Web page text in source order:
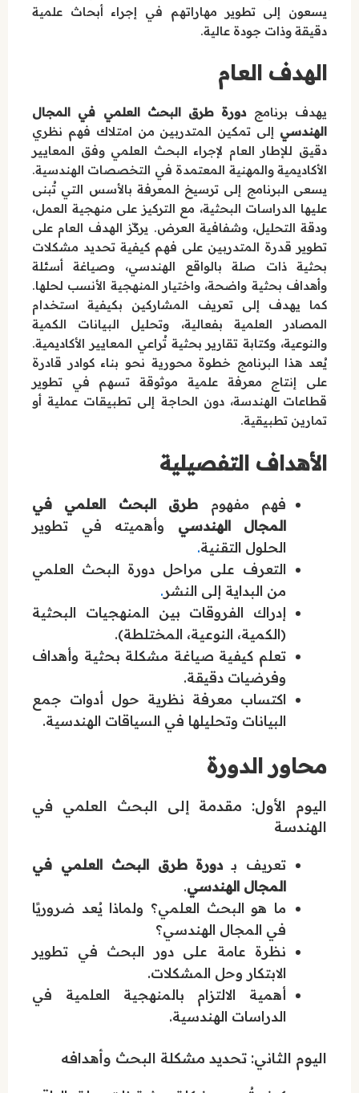
يسعون إلى تطوير مهاراتهم في إجراء أبحاث علمية
دقيقة وذات جودة عالية.
الهدف العام
يهدف برنامجدورة طرق البحث العلمي في المجال
الهندسي إلى تمكين المتدربين من امتلاك فهم نظري
دقيق للإطار العام لإجراء البحث العلمي وفق المعايير
الأكاديمية والمهنية المعتمدة في التخصصات الهندسية.
يسعى البرنامج إلى ترسيخ المعرفة بالأسس التي تُبنى
عليها الدراسات البحثية، مع التركيز على منهجية العمل،
ودقة التحليل، وشفافية العرض. يركّز الهدف العام على
تطوير قدرة المتدربين على فهم كيفية تحديد مشكلات
بحثية ذات صلة بالواقع الهندسي، وصياغة أسئلة
وأهداف بحثية واضحة، واختيار المنهجية الأنسب لحلها.
كما يهدف إلى تعريف المشاركين بكيفية استخدام
المصادر العلمية بفعالية، وتحليل البيانات الكمية
والنوعية، وكتابة تقارير بحثية تُراعي المعايير الأكاديمية.
يُعد هذا البرنامج خطوة محورية نحو بناء كوادر قادرة
على إنتاج معرفة علمية موثوقة تسهم في تطوير
قطاعات الهندسة، دون الحاجة إلى تطبيقات عملية أو
تمارين تطبيقية.
الأهداف التفصيلية
فهم مفهوم طرق البحث العلمي في
المجال الهندسي وأهميته في تطوير
الحلول التقنية.
التعرف على مراحل دورة البحث العلمي
من البداية إلى النشر .
إدراك الفروقات بين المنهجيات البحثية
(الكمية، النوعية، المختلطة).
تعلم كيفية صياغة مشكلة بحثية وأهداف
وفرضيات دقيقة.
اكتساب معرفة نظرية حول أدوات جمع
البيانات وتحليلها في السياقات الهندسية.
محاور الدورة
اليوم الأول: مقدمة إلى البحث العلمي في
الهندسة
تعريف بـدورة طرق البحث العلمي في
المجال الهندسي.
ما هو البحث العلمي؟ ولماذا يُعد ضروريًا
في المجال الهندسي؟
نظرة عامة على دور البحث في تطوير
الابتكار وحل المشكلات.
أهمية الالتزام بالمنهجية العلمية في
الدراسات الهندسية.
اليوم الثاني: تحديد مشكلة البحث وأهدافه